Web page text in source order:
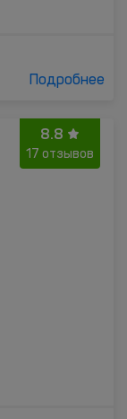
Подробнее
8.8
17 отзывов